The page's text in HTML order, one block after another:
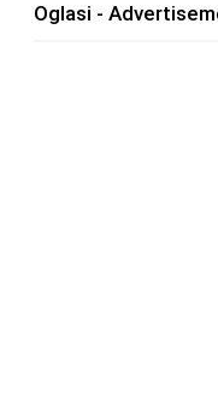
Oglasi -